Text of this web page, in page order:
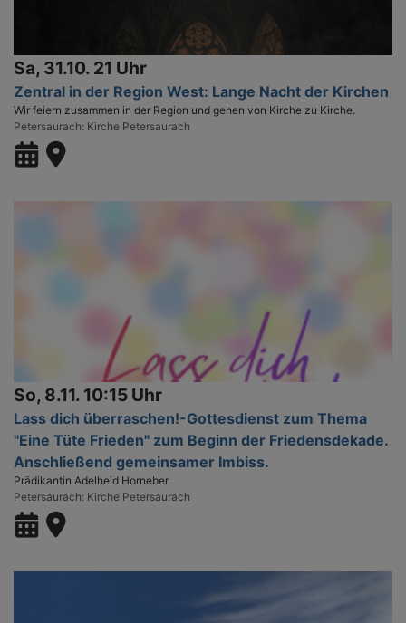
Sa, 31.10. 21 Uhr
Zentral in der Region West: Lange Nacht der Kirchen
Wir feiern zusammen in der Region und gehen von Kirche zu Kirche.
Petersaurach Kirche Petersaurach
So, 8.11. 10:15 Uhr
Lass dich überraschen!-Gottesdienst zum Thema
"Eine Tüte Frieden" zum Beginn der Friedensdekade.
Anschließend gemeinsamer Imbiss.
Prädikantin Adelheid Horneber
Petersaurach Kirche Petersaurach